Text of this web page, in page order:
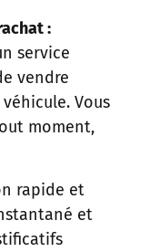
:
service
vendre
Vous
moment,
rapide et
et